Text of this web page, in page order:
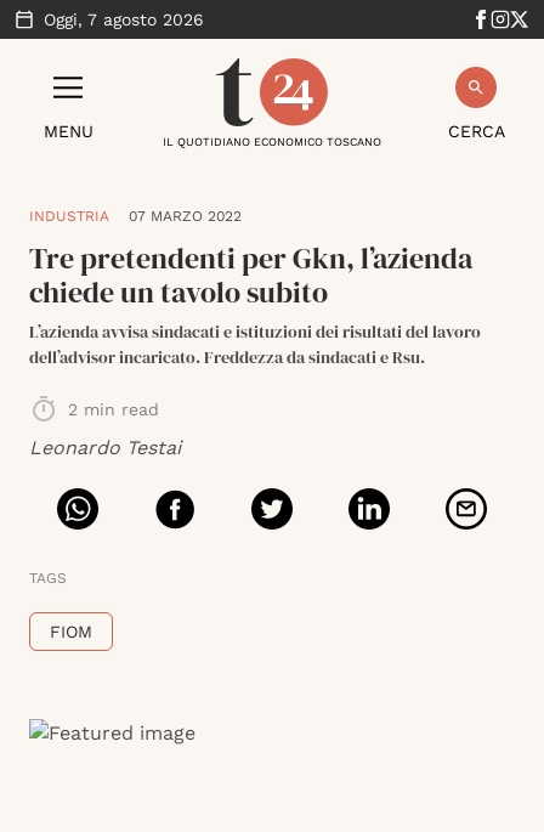
Oggi, 7 agosto 2026
MENU CERCA
IL QUOTIDIANO ECONOMICO TOSCANO
INDUSTRIA 07 MARZO 2022
Tre pretendenti per Gkn, l’azienda
chiede un tavolo subito
L’azienda avvisa sindacati e istituzioni dei risultati del lavoro
dell’advisor incaricato. Freddezza da sindacati e Rsu.
2 min read
Leonardo Testai
TAGS
FIOM